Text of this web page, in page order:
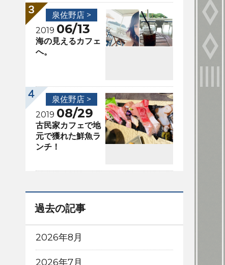
泉佐野店 >
2019 06/13
海の見えるカフェ
へ。
泉佐野店 >
2019 08/29
古民家カフェで地
元で獲れた鮮魚ラ
ンチ！
過去の記事
2026年8月
2026年7月